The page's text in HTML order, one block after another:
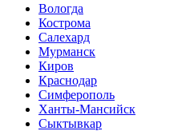
Вологда
Кострома
Салехард
Мурманск
Киров
Краснодар
Симферополь
Ханты-Мансийск
Сыктывкар